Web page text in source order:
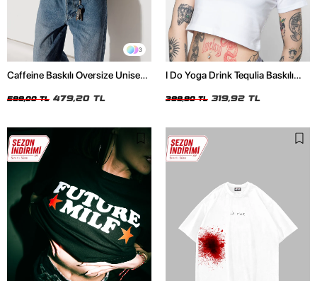
3
Caffeine Baskılı Oversize Unisex
599,00 TL 479,20 TL
I Do Yoga Drink Tequlia Baskılı
399,90 TL 319,92 TL